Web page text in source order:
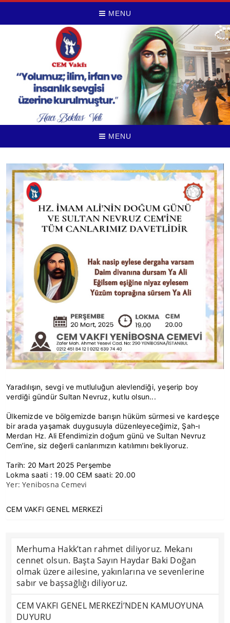
MENU
MENU
Yaradılışın, sevgi ve mutluluğun alevlendiği, yeşerip boy
verdiği gündür Sultan Nevruz, kutlu olsun...
Ülkemizde ve bölgemizde barışın hüküm sürmesi ve kardeşçe
bir arada yaşamak duygusuyla düzenleyeceğimiz, Şah-ı
Merdan Hz. Ali Efendimizin doğum günü ve Sultan Nevruz
Cem’ine, siz değerli canlarımızın katılımını bekliyoruz.
Tarih: 20 Mart 2025 Perşembe
Lokma saati : 19.00 CEM saati: 20.00
Yer: Yenibosna Cemevi
CEM VAKFI GENEL MERKEZİ
Merhuma Hakk’tan rahmet diliyoruz. Mekanı
cennet olsun. Başta Sayın Haydar Baki Doğan
olmak üzere ailesine, yakınlarına ve sevenlerine
sabır ve başsağlığı diliyoruz.
CEM VAKFI GENEL MERKEZİ’NDEN KAMUOYUNA
DUYURU